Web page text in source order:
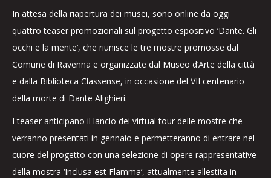
In attesa della riapertura dei musei, sono online da oggi
quattro teaser promozionali sul progetto espositivo ‘Dante. Gli
occhi e la mente’, che riunisce le tre mostre promosse dal
Comune di Ravenna e organizzate dal Museo d’Arte della città
e dalla Biblioteca Classense, in occasione del VII centenario
della morte di Dante Alighieri.
I teaser anticipano il lancio dei virtual tour delle mostre che
verranno presentati in gennaio e permetteranno di entrare nel
cuore del progetto con una selezione di opere rappresentative
della mostra ‘Inclusa est Flamma’, attualmente allestita in